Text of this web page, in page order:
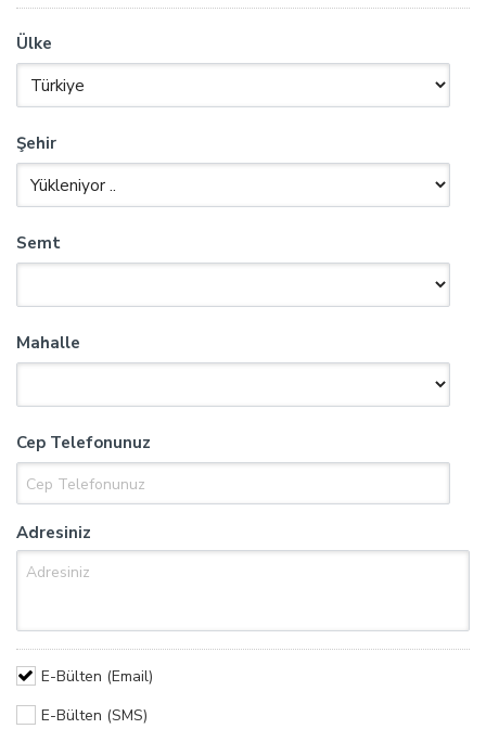
Ülke
Şehir
Semt
Mahalle
Cep Telefonunuz
Adresiniz
E-Bülten (Email)
E-Bülten (SMS)